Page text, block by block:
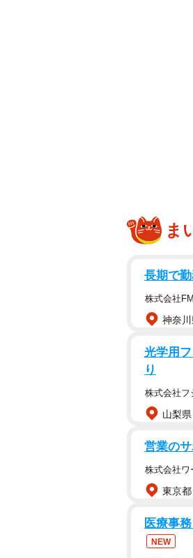
ードを出し
ア・フォー
生。1970年
ア・フォー
レコードが
全日本アマ
フォークグ
トさせる「
いう。
当時の空
ま
長期で
株式会社
神奈
光学用
り
株式会社フ
山梨
営業の
株式会社ワ
東京
医療事
NEW